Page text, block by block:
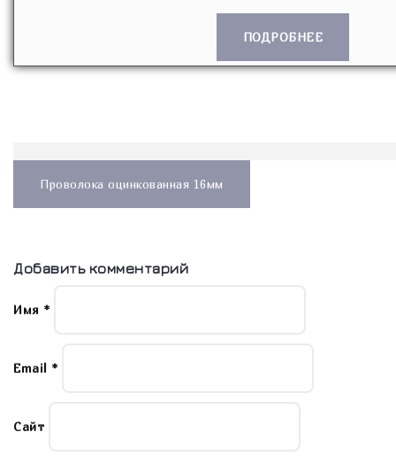
ПОДРОБНЕЕ
Проволока оцинкованная 16мм
Добавить комментарий
Имя *
Email *
Сайт